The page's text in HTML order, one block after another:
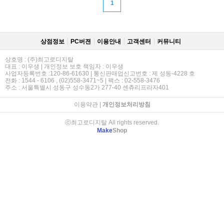
1
상점정보 PC버젼 이용안내 고객센터 커뮤니티
상호명 : (주)최고로디지탈
대표 : 이우생 | 개인정보 보호 책임자 : 이우생
사업자등록번호 :120-86-61630 | 통신판매업신고번호 : 제 성동-4228 호
전화 : 1544 - 6106 , (02)558-3471~5 | 팩스 : 02-558-3476
주소 : 서울특별시 성동구 성수동2가 277-40 센츄리프라자401
이용약관| 개인정보처리방침
ⓒ최고로디지탈 All rights reserved.
MakeShop